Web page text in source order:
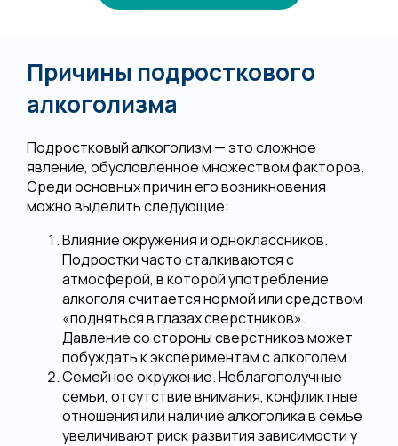
Причины подросткового
алкоголизма
Подростковый алкоголизм — это сложное
явление, обусловленное множеством факторов.
Среди основных причин его возникновения
можно выделить следующие:
Влияние окружения и одноклассников.
Подростки часто сталкиваются с
атмосферой, в которой употребление
алкоголя считается нормой или средством
«подняться в глазах сверстников».
Давление со стороны сверстников может
побуждать к экспериментам с алкоголем.
Семейное окружение. Неблагополучные
семьи, отсутствие внимания, конфликтные
отношения или наличие алкоголика в семье
увеличивают риск развития зависимости у